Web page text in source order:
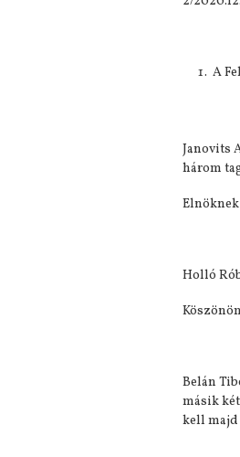
A
Janovits
három
Holló
Belán
másik
kell